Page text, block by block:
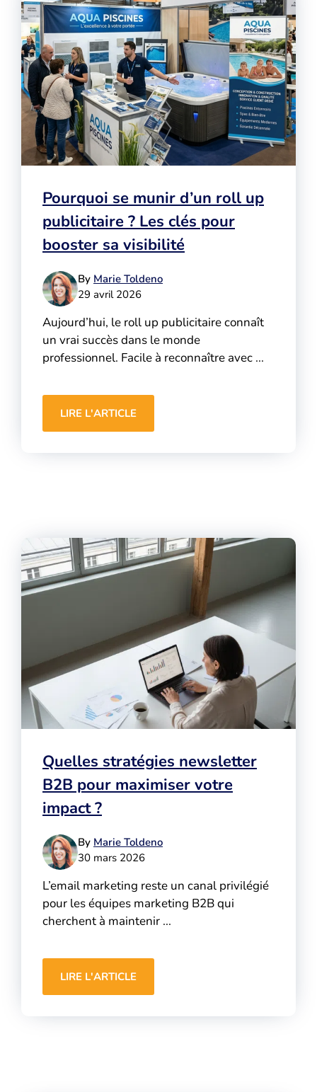
Pourquoi se munir d’un roll up
publicitaire ? Les clés pour
booster sa visibilité
By Marie Toldeno
29 avril 2026
Aujourd’hui, le roll up publicitaire connaît
un vrai succès dans le monde
professionnel. Facile à reconnaître avec ...
LIRE L'ARTICLE
Quelles stratégies newsletter
B2B pour maximiser votre
impact ?
By Marie Toldeno
30 mars 2026
L’email marketing reste un canal privilégié
pour les équipes marketing B2B qui
cherchent à maintenir ...
LIRE L'ARTICLE